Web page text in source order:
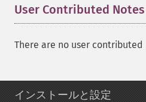
User Contributed Notes
There are no user contributed
インストールと設定